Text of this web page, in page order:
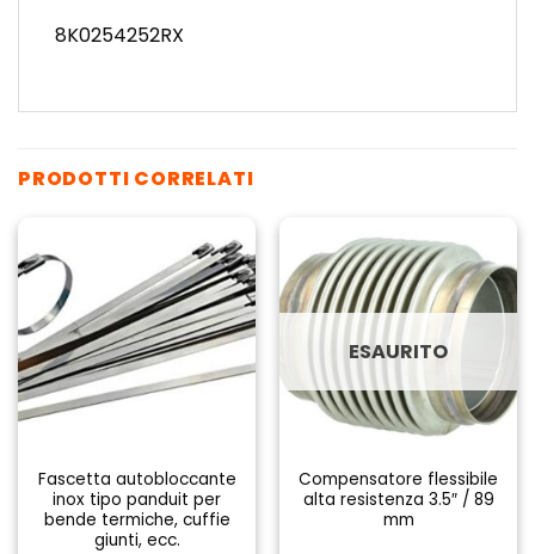
8K0254252RX
PRODOTTI CORRELATI
Fascetta autobloccante
inox tipo panduit per
bende termiche, cuffie
giunti, ecc.
ESAURITO
Compensatore flessibile
alta resistenza 3.5″ / 89
mm